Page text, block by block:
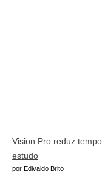
Vision Pro reduz
estudo
por Edivaldo Brito